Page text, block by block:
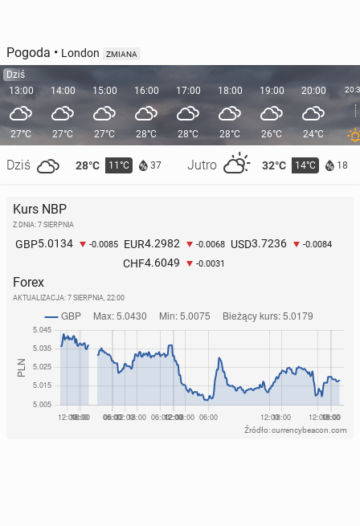
Pogoda • London ZMIANA
Dziś
13:00
27°C
Dziś 28°C 11°C 37 Jutro 32°C 14°C 18
14:00
27°C
15:00
27°C
16:00
28°C
17:00
28°C
18:00
28°C
19:00
26°C
20:00
24°C
Kurs NBP
Z DNIA: 7 SIERPNIA
GBP5.0134 -0.0085 EUR4.2982 -0.0068 USD3.7236 -0.0084
CHF4.6049 -0.0031
Forex
AKTUALIZACJA: 7 SIERPNIA, 22:00
Źródło: currencybeacon.com